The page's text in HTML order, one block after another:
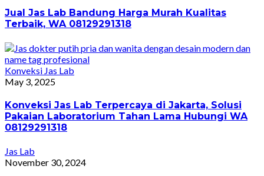
Jual Jas Lab Bandung Harga Murah Kualitas
Terbaik, WA 08129291318
Konveksi Jas Lab
May 3, 2025
Konveksi Jas Lab Terpercaya di Jakarta, Solusi
Pakaian Laboratorium Tahan Lama Hubungi WA
08129291318
Jas Lab
November 30, 2024